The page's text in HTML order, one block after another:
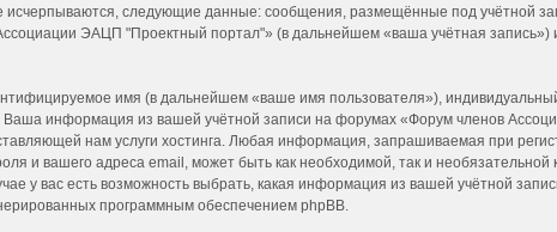
следующие данные: сообщения, размещённые под учётной
ЭАЦП "Проектный портал"» (в дальнейшем «ваша учётная запись»)
имя (в дальнейшем «ваше имя пользователя»),
информация из вашей учётной записи на форумах «Форум членов
нам услуги хостинга. Любая информация, запрашиваемая при
и вашего адреса email, может быть как необходимой, так и
вас есть возможность выбрать, какая информация из вашей учётной
программным обеспечением phpBB.